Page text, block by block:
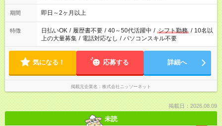
期間 即日～2ヶ月以上
特徴 日払いOK / 履歴書不要 / 40～50代活躍中 / シフト勤務 / 10名以
上の大量募集 / 電話対応なし / パソコンスキル不要
気になる！ 応募する 詳細へ
掲載元企業名 株式会社ニッソーネット
掲載日：2026.08.09
未読